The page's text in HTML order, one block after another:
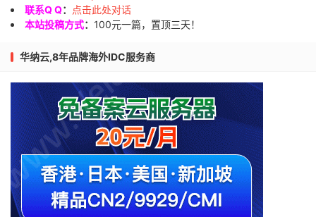
联系Q Q：
点击此处对话
本站投稿方式： 100元一篇，置顶三天！
华纳云,8年品牌海外IDC服务商